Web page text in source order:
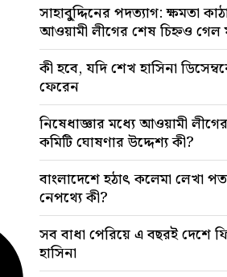
সাহাবু্দ্দিনের পদত্যাগ: ক্ষমতা
আওয়ামী লীগের শেষ চিহ্নও গেল
কী হবে, যদি শেখ হাসিনা
ফেরেন
নিষেধাজ্ঞার মধ্যে আওয়ামী
কমিটি ঘোষণার উদ্দেশ্য কী?
বাংলাদেশে হঠাৎ কলেমা লেখা
নেপথ্যে কী?
সব বাধা পেরিয়ে এ বছরই দেশে
হাসিনা